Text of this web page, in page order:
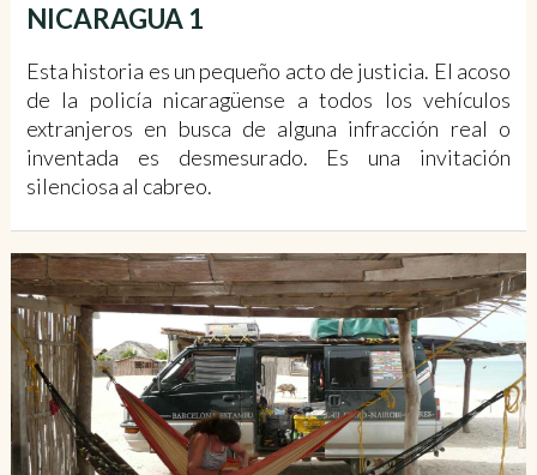
NICARAGUA 1
Esta historia es un pequeño acto de justicia. El acoso
de la policía nicaragüense a todos los vehículos
extranjeros en busca de alguna infracción real o
inventada es desmesurado. Es una invitación
silenciosa al cabreo.